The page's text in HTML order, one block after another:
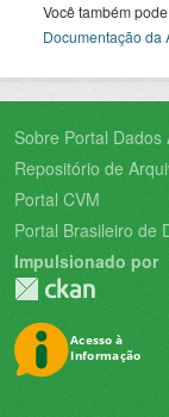
Você também
Documentação da
Sobre Portal Dados
Repositório de
Portal CVM
Portal Brasileiro de
Impulsionado por